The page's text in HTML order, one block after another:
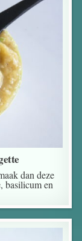
dan deze
basilicum en